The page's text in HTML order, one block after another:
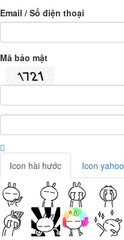
Email / Số điện thoại
Mã bảo mật
Icon hài hước Icon yahoo